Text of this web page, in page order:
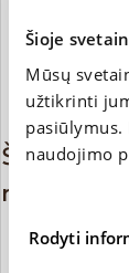
Šioje
Mūsų
užtikrinti
naudojimo
Rodyti
Šiuo metu
registracijai